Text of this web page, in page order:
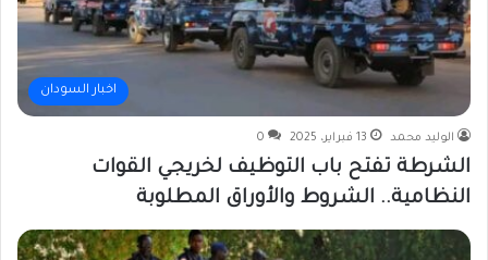
اخبار السودان
الوليد محمد 13 فبراير، 2025 0
الشرطة تفتح باب التوظيف لخريجي القوات
النظامية.. الشروط والأوراق المطلوبة